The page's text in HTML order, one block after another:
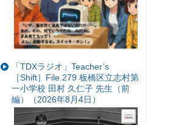
「TDXラジオ」Teacher’s
［Shift］File.279 板橋区立志村第
一小学校 田村 久仁子 先生（前
編）（2026年8月4日）